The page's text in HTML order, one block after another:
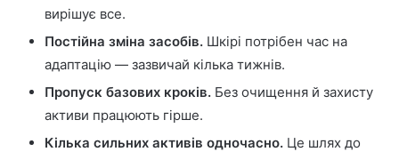
вирішує все.
Постійна зміна засобів. Шкірі потрібен час на
адаптацію — зазвичай кілька тижнів.
Пропуск базових кроків. Без очищення й захисту
активи працюють гірше.
Кілька сильних активів одночасно. Це шлях до